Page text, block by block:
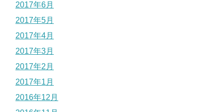
2017年6月
2017年5月
2017年4月
2017年3月
2017年2月
2017年1月
2016年12月